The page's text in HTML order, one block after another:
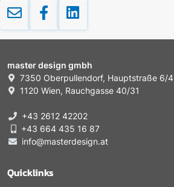
master design gmbh
7350 Oberpullendorf, Hauptstraße 6/4
1120 Wien, Rauchgasse 40/31
+43 2612 42202
+43 664 435 16 87
info@masterdesign.at
Quicklinks